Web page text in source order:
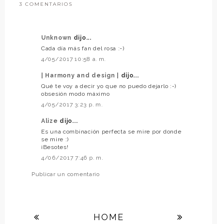
3 COMENTARIOS
Unknown dijo...
Cada día más fan del rosa :-)
4/05/2017 10:58 a. m.
| Harmony and design |
dijo...
Qué te voy a decir yo que no puedo dejarlo :-)
obsesión modo máximo
4/05/2017 3:23 p. m.
Alize dijo...
Es una combinación perfecta se mire por donde
se mire :)
¡Besotes!
4/06/2017 7:46 p. m.
Publicar un comentario
HOME